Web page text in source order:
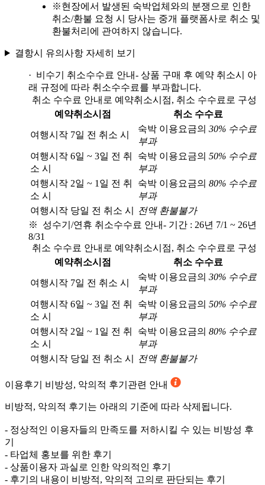
※현장에서 발생된 숙박업체와의 분쟁으로 인한
취소/환불 요청 시 당사는 중개 플랫폼사로 취소 및
환불처리에 관여하지 않습니다.
결항시 유의사항 자세히 보기
· 비수기 취소수수료 안내- 상품 구매 후 예약 취소시 아
래 규정에 따라 취소수수료를 부과합니다.
취소 수수료 안내로 예약취소시점, 취소 수수료로 구성
예약취소시점
취소 수수료
여행시작 7일 전 취소 시
숙박 이용요금의 30% 수수료
부과
여행시작 6일 ~ 3일 전 취
소 시
숙박 이용요금의 50% 수수료
부과
여행시작 2일 ~ 1일 전 취
소 시
숙박 이용요금의 80% 수수료
부과
여행시작 당일 전 취소 시
전액 환불불가
※ 성수기/연휴 취소수수료 안내- 기간 : 26년 7/1 ~ 26년
8/31
취소 수수료 안내로 예약취소시점, 취소 수수료로 구성
예약취소시점
취소 수수료
여행시작 7일 전 취소 시
숙박 이용요금의 30% 수수료
부과
여행시작 6일 ~ 3일 전 취
소 시
숙박 이용요금의 50% 수수료
부과
여행시작 2일 ~ 1일 전 취
소 시
숙박 이용요금의 80% 수수료
부과
여행시작 당일 전 취소 시
전액 환불불가
이용후기 비방성, 악의적 후기관련 안내
비방적, 악의적 후기는 아래의 기준에 따라 삭제됩니다.
- 정상적인 이용자들의 만족도를 저하시킬 수 있는 비방성 후
기
- 타업체 홍보를 위한 후기
- 상품이용자 과실로 인한 악의적인 후기
- 후기의 내용이 비방적, 악의적 고의로 판단되는 후기